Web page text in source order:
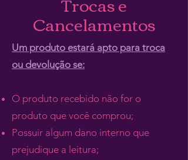
Cancelamentos
Um produto estará apto para troca
ou devolução se:
O produto recebido não for o
produto que você comprou;
Possuir algum dano interno que
prejudique a leitura;